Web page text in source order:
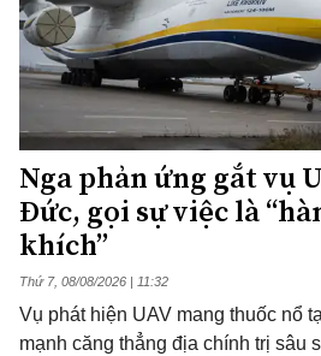
Nga phản ứng gắt vụ
Đức, gọi sự việc là
khích”
Thứ 7, 08/08/2026 | 11:32
Vụ phát hiện UAV mang thuốc nổ
mạnh căng thẳng địa chính trị sâu